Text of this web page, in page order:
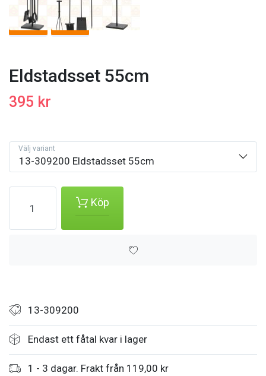
Eldstadsset 55cm
395 kr
13-309200 Eldstadsset 55cm
Välj variant
Köp
13-309200
Endast ett fåtal kvar i lager
1 - 3 dagar. Frakt från 119,00 kr